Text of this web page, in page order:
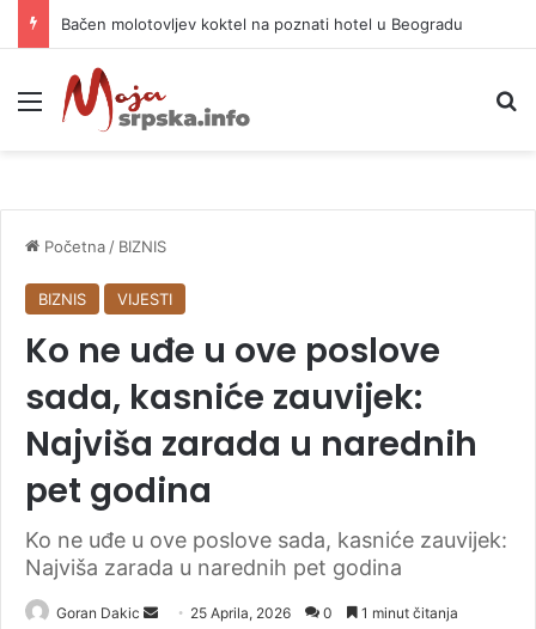
Bačen molotovljev koktel na poznati hotel u Beogradu
Meni
Početna / BIZNIS
BIZNIS VIJESTI
Ko ne uđe u ove poslove
sada, kasniće zauvijek:
Najviša zarada u narednih
pet godina
Ko ne uđe u ove poslove sada, kasniće zauvijek:
Najviša zarada u narednih pet godina
Goran Dakic 25 Aprila, 2026 0 1 minut čitanja